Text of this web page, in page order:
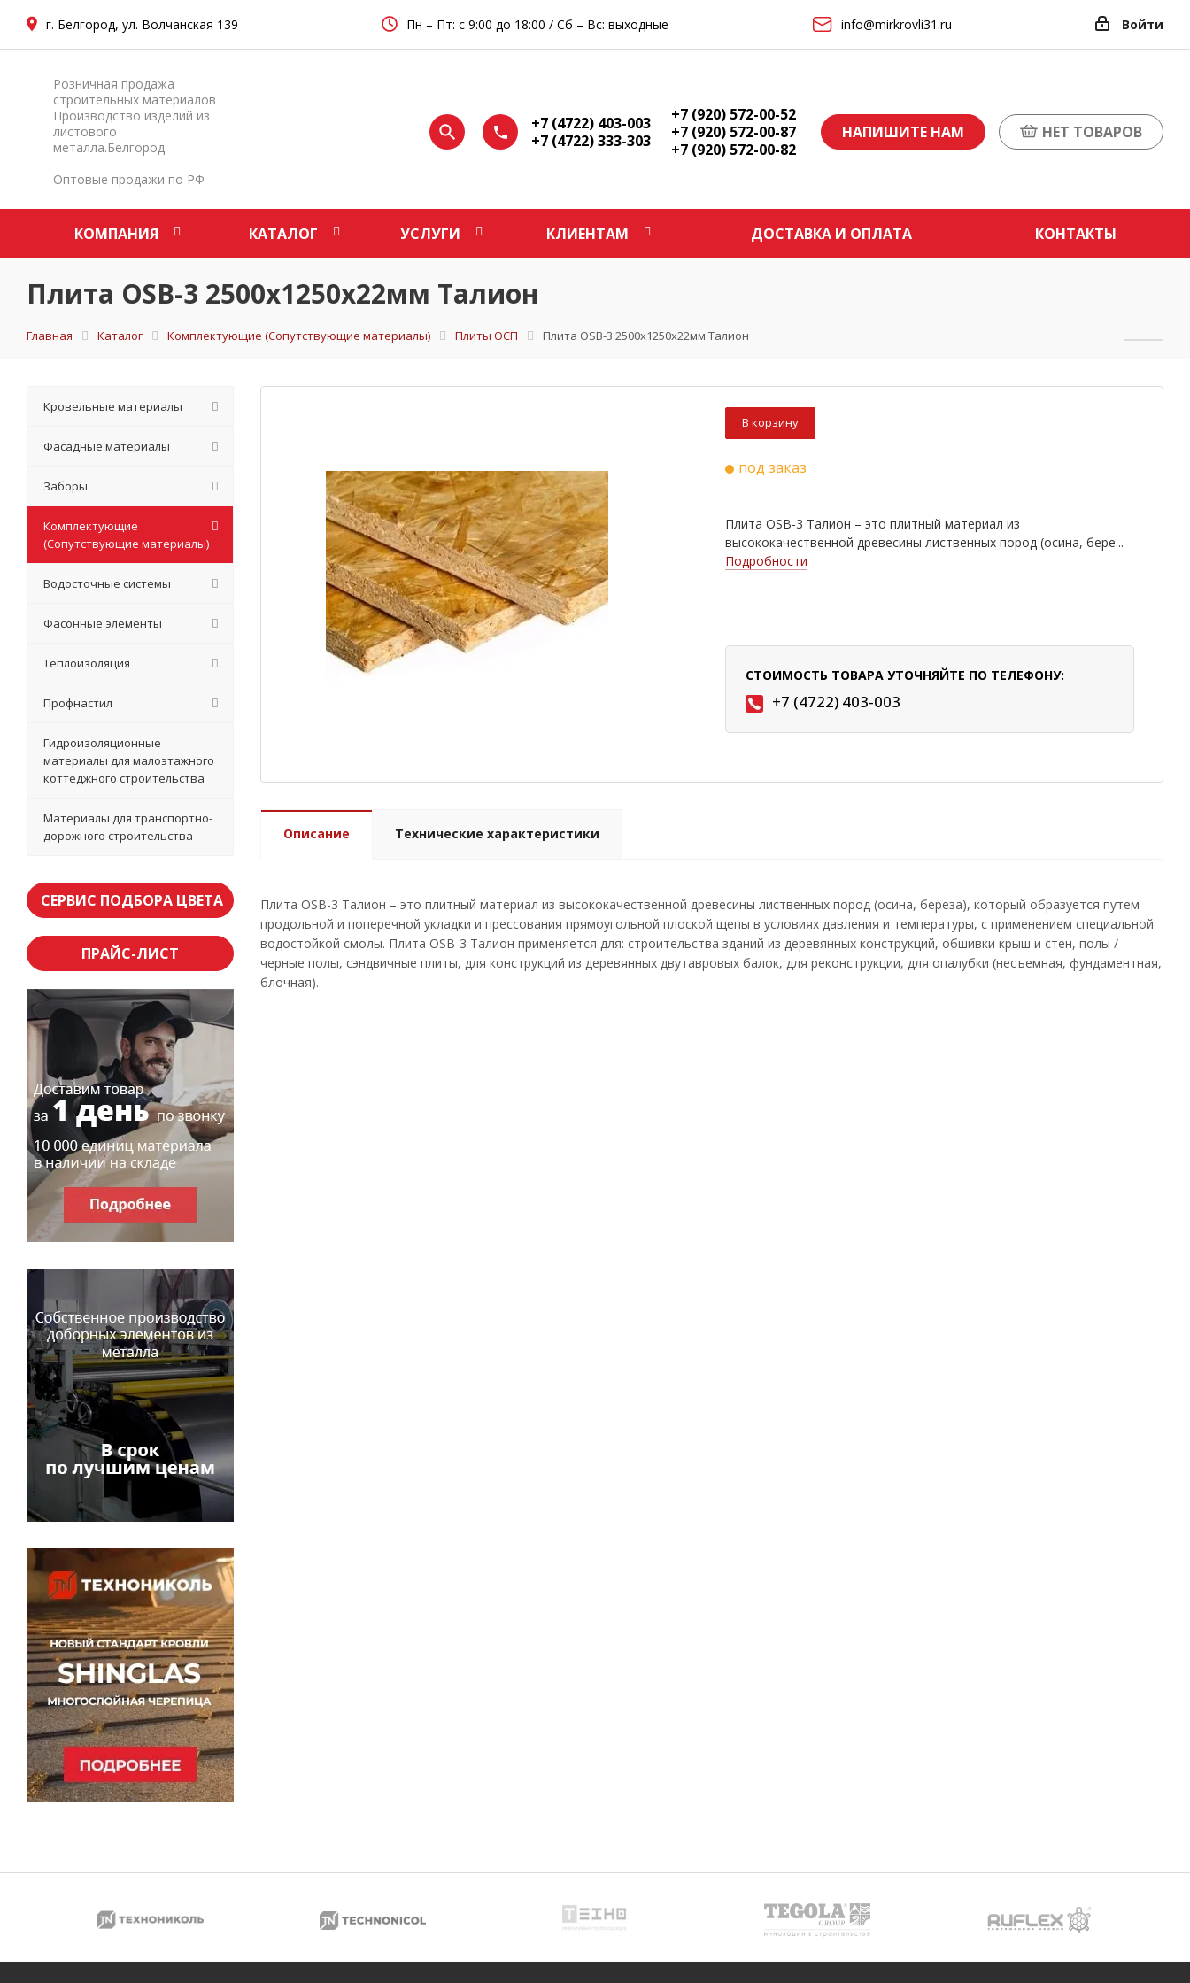
г. Белгород, ул. Волчанская 139 Пн – Пт: с 9:00 до 18:00 / Сб – Вс: выходные info@mirkrovli31.ru Войти
Розничная продажа
строительных материалов
Производство изделий из
листового
металла.Белгород
Оптовые продажи по РФ
+7 (4722) 403-003
+7 (4722) 333-303
+7 (920) 572-00-52
+7 (920) 572-00-87
+7 (920) 572-00-82
НАПИШИТЕ НАМ НЕТ ТОВАРОВ
КОМПАНИЯ КАТАЛОГ УСЛУГИ КЛИЕНТАМ ДОСТАВКА И ОПЛАТА КОНТАКТЫ
Плита OSB-3 2500х1250х22мм Талион
Главная Каталог Комплектующие (Сопутствующие материалы) Плиты ОСП Плита OSB-3 2500х1250х22мм Талион
В корзину
под заказ
Плита OSB-3 Талион – это плитный материал из
высококачественной древесины лиственных пород (осина, бере...
Подробности
СТОИМОСТЬ ТОВАРА УТОЧНЯЙТЕ ПО ТЕЛЕФОНУ:
+7 (4722) 403-003
Описание Технические характеристики
Плита OSB-3 Талион – это плитный материал из высококачественной древесины лиственных пород (осина, береза), который образуется путем
продольной и поперечной укладки и прессования прямоугольной плоской щепы в условиях давления и температуры, с применением специальной
водостойкой смолы. Плита OSB-3 Талион применяется для: строительства зданий из деревянных конструкций, обшивки крыш и стен, полы /
черные полы, сэндвичные плиты, для конструкций из деревянных двутавровых балок, для реконструкции, для опалубки (несъемная, фундаментная,
блочная).
Кровельные материалы
Фасадные материалы
Заборы
Комплектующие
(Сопутствующие материалы)
Водосточные системы
Фасонные элементы
Теплоизоляция
Профнастил
Гидроизоляционные
материалы для малоэтажного
коттеджного строительства
Материалы для транспортно-
дорожного строительства
СЕРВИС ПОДБОРА ЦВЕТА
ПРАЙС-ЛИСТ